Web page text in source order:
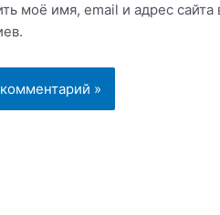
моё имя, email и адрес